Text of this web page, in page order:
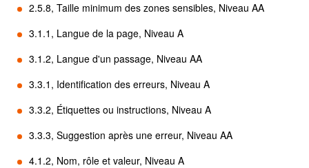
2.5.8, Taille minimum des zones sensibles, Niveau AA
3.1.1, Langue de la page, Niveau A
3.1.2, Langue d'un passage, Niveau AA
3.3.1, Identification des erreurs, Niveau A
3.3.2, Étiquettes ou instructions, Niveau A
3.3.3, Suggestion après une erreur, Niveau AA
4.1.2, Nom, rôle et valeur, Niveau A